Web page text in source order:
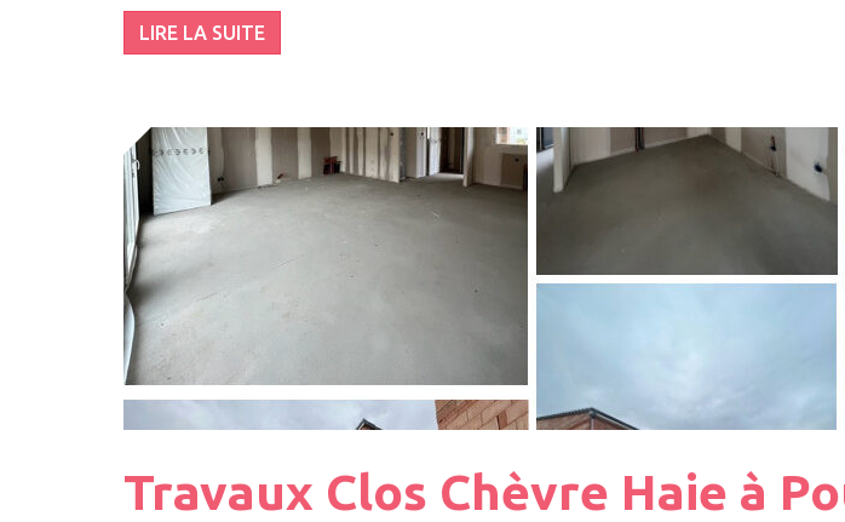
LIRE LA SUITE
Travaux Clos Chèvre Haie à